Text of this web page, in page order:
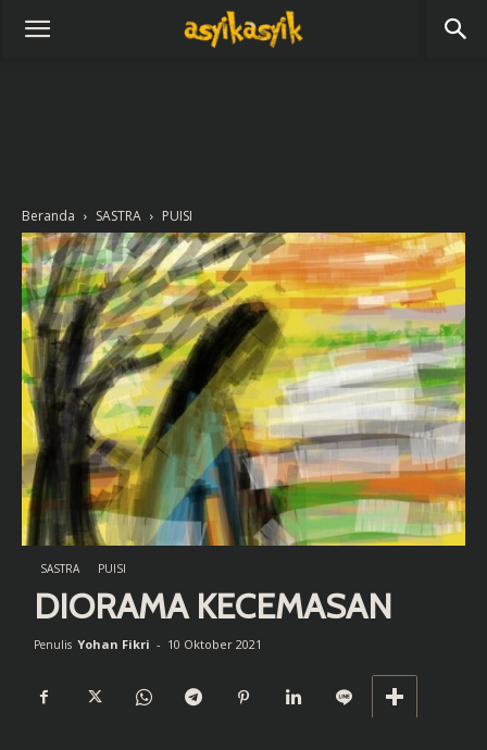
Beranda SASTRA PUISI
SASTRA PUISI
DIORAMA KECEMASAN
Penulis Yohan Fikri - 10 Oktober 2021